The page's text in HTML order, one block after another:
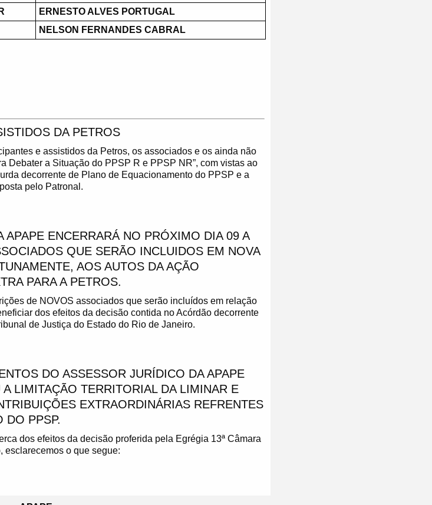
ERNESTO ALVES PORTUGAL
NELSON FERNANDES CABRAL
DA PETROS
e assistidos da Petros, os associados e os ainda não
Debater a Situação do PPSP R e PPSP NR”, com vistas ao
decorrente de Plano de Equacionamento do PPSP e a
pelo Patronal.
ENCERRARÁ NO PRÓXIMO DIA 09 A
QUE SERÃO INCLUIDOS EM NOVA
AOS AUTOS DA AÇÃO
PARA A PETROS.
de NOVOS associados que serão incluídos em relação
dos efeitos da decisão contida no Acórdão decorrente
de Justiça do Estado do Rio de Janeiro.
DO ASSESSOR JURÍDICO DA APAPE
LIMITAÇÃO TERRITORIAL DA LIMINAR E
EXTRAORDINÁRIAS REFRENTES
DO PPSP.
dos efeitos da decisão proferida pela Egrégia 13ª Câmara
esclarecemos o que segue: